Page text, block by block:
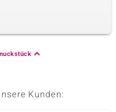
Kunden: